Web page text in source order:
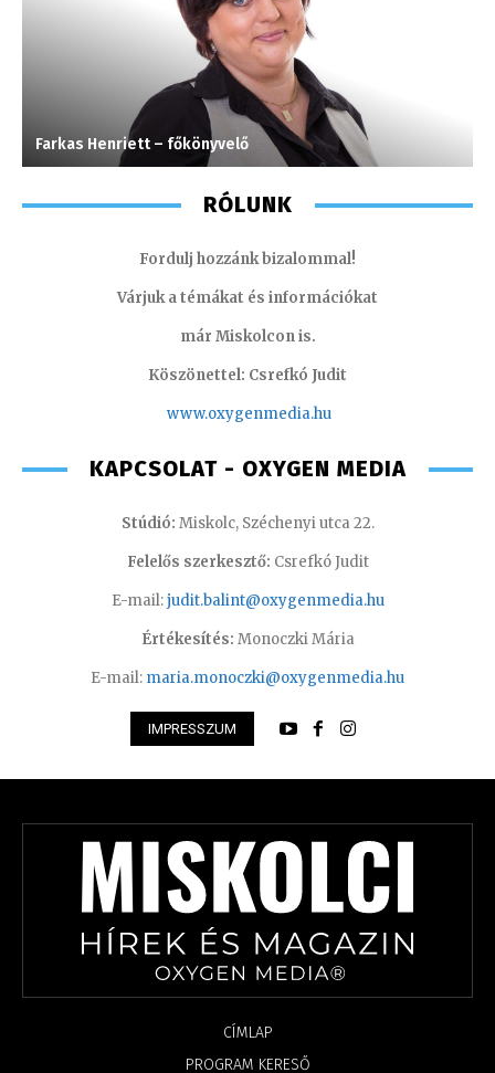
Farkas Henriett – főkönyvelő
RÓLUNK
Fordulj hozzánk bizalommal!
Várjuk a témákat és információkat
már Miskolcon is.
Köszönettel: Csrefkó Judit
www.oxygenmedia.hu
KAPCSOLAT - OXYGEN MEDIA
Stúdió: Miskolc, Széchenyi utca 22.
Felelős szerkesztő: Csrefkó Judit
E-mail:judit.balint@oxygenmedia.hu
Értékesítés: Monoczki Mária
E-mail: maria.monoczki@oxygenmedia.hu
IMPRESSZUM
CÍMLAP
PROGRAM KERESŐ